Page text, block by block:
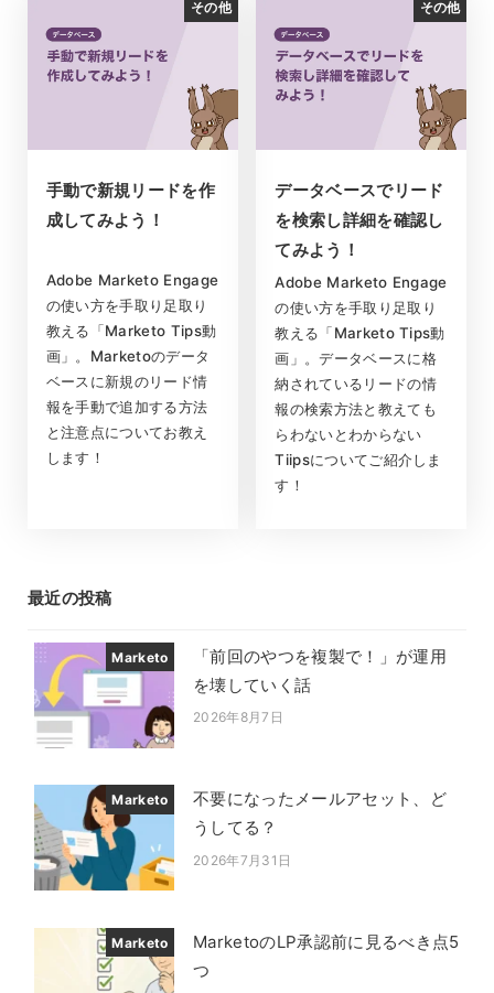
その他
手動で新規リードを作
成してみよう！
Adobe Marketo Engage
の使い方を手取り足取り
教える「Marketo Tips動
画」。Marketoのデータ
ベースに新規のリード情
報を手動で追加する方法
と注意点についてお教え
します！
その他
データベースでリード
を検索し詳細を確認し
てみよう！
Adobe Marketo Engage
の使い方を手取り足取り
教える「Marketo Tips動
画」。データベースに格
納されているリードの情
報の検索方法と教えても
らわないとわからない
Tiipsについてご紹介しま
す！
最近の投稿
Marketo
「前回のやつを複製で！」が運用
を壊していく話
投稿日
2026年8月7日
Marketo
不要になったメールアセット、ど
うしてる？
投稿日
2026年7月31日
Marketo
MarketoのLP承認前に見るべき点5
つ